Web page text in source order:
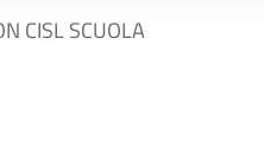
CISL SCUOLA